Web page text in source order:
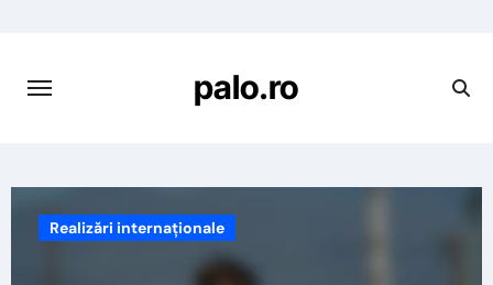
content
palo.ro
Realizări internaționale